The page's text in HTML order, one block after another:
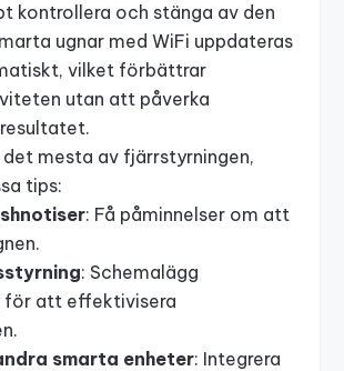
kontrollera och stänga av den
ugnar med WiFi uppdateras
vilket förbättrar
utan att påverka
mesta av fjärrstyrningen,
tips:
: Få påminnelser om att
: Schemalägg
för att effektivisera
smarta enheter: Integrera